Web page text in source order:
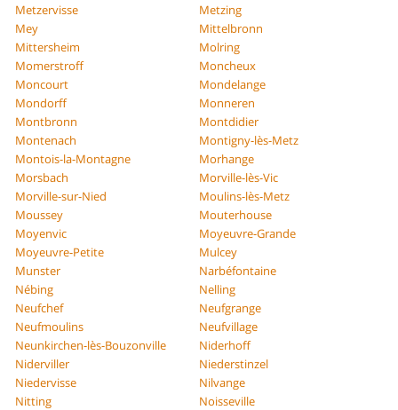
Metzervisse
Metzing
Mey
Mittelbronn
Mittersheim
Molring
Momerstroff
Moncheux
Moncourt
Mondelange
Mondorff
Monneren
Montbronn
Montdidier
Montenach
Montigny-lès-Metz
Montois-la-Montagne
Morhange
Morsbach
Morville-lès-Vic
Morville-sur-Nied
Moulins-lès-Metz
Moussey
Mouterhouse
Moyenvic
Moyeuvre-Grande
Moyeuvre-Petite
Mulcey
Munster
Narbéfontaine
Nébing
Nelling
Neufchef
Neufgrange
Neufmoulins
Neufvillage
Neunkirchen-lès-Bouzonville
Niderhoff
Niderviller
Niederstinzel
Niedervisse
Nilvange
Nitting
Noisseville